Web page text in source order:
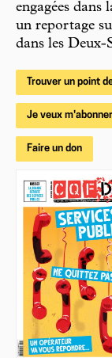
engagées
un reportage
dans les Deux-
Trouver un point
Je veux m'abonner
Faire un don